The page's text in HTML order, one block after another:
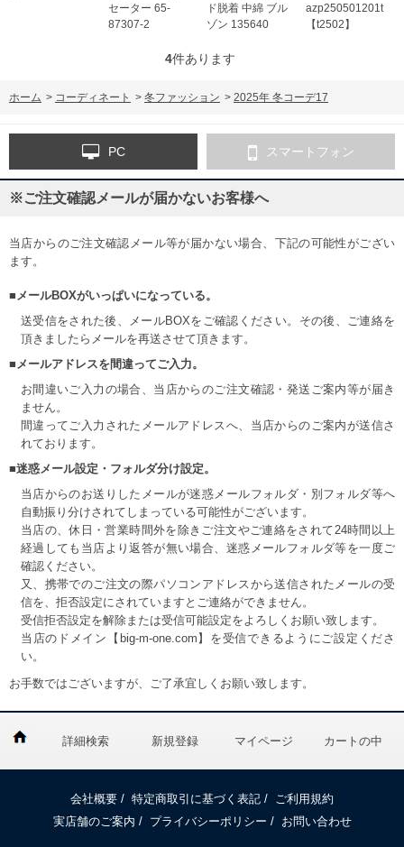
セーター 65-
87307-2
ド脱着 中綿 ブル
ゾン 135640
azp250501201t
【t2502】
4件あります
ホーム > コーディネート > 冬ファッション > 2025年 冬コーデ17
PC スマートフォン
※ご注文確認メールが届かないお客様へ
当店からのご注文確認メール等が届かない場合、下記の可能性がござい
ます。
■メールBOXがいっぱいになっている。
送受信をされた後、メールBOXをご確認ください。その後、ご連絡を
頂きましたらメールを再送させて頂きます。
■メールアドレスを間違ってご入力。
お間違いご入力の場合、当店からのご注文確認・発送ご案内等が届き
ません。
間違ってご入力されたメールアドレスへ、当店からのご案内が送信さ
れております。
■迷惑メール設定・フォルダ分け設定。
当店からのお送りしたメールが迷惑メールフォルダ・別フォルダ等へ
自動振り分けされてしまっている可能性がございます。
当店の、休日・営業時間外を除きご注文やご連絡をされて24時間以上
経過しても当店より返答が無い場合、迷惑メールフォルダ等を一度ご
確認ください。
又、携帯でのご注文の際パソコンアドレスから送信されたメールの受
信を、拒否設定にされていますとご連絡ができません。
受信拒否設定を解除または受信可能設定をよろしくお願い致します。
当店のドメイン【big-m-one.com】を受信できるようにご設定くださ
い。
お手数ではございますが、ご了承宜しくお願い致します。
詳細検索 新規登録 マイページ カートの中
会社概要 / 特定商取引に基づく表記 / ご利用規約
実店舗のご案内 / プライバシーポリシー / お問い合わせ